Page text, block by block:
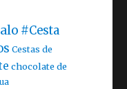
#Cesta
Cestas de
chocolate de